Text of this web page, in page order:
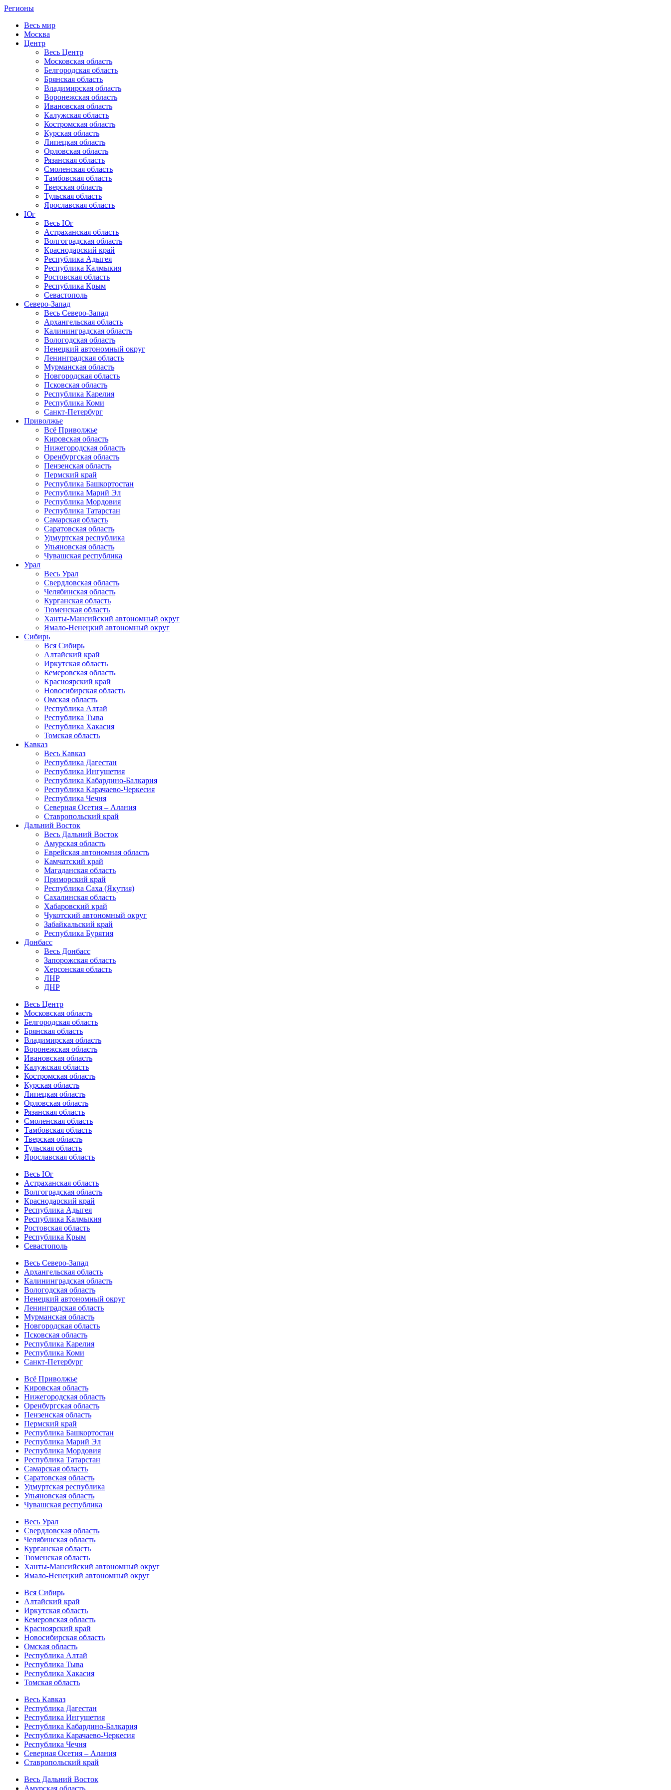
Регионы
Весь мир
Москва
Центр
Весь Центр
Московская область
Белгородская область
Брянская область
Владимирская область
Воронежская область
Ивановская область
Калужская область
Костромская область
Курская область
Липецкая область
Орловская область
Рязанская область
Смоленская область
Тамбовская область
Тверская область
Тульская область
Ярославская область
Юг
Весь Юг
Астраханская область
Волгоградская область
Краснодарский край
Республика Адыгея
Республика Калмыкия
Ростовская область
Республика Крым
Севастополь
Северо-Запад
Весь Северо-Запад
Архангельская область
Калининградская область
Вологодская область
Ненецкий автономный округ
Ленинградская область
Мурманская область
Новгородская область
Псковская область
Республика Карелия
Республика Коми
Санкт-Петербург
Приволжье
Всё Приволжье
Кировская область
Нижегородская область
Оренбургская область
Пензенская область
Пермский край
Республика Башкортостан
Республика Марий Эл
Республика Мордовия
Республика Татарстан
Самарская область
Саратовская область
Удмуртская республика
Ульяновская область
Чувашская республика
Урал
Весь Урал
Свердловская область
Челябинская область
Курганская область
Тюменская область
Ханты-Мансийский автономный округ
Ямало-Ненецкий автономный округ
Сибирь
Вся Сибирь
Алтайский край
Иркутская область
Кемеровская область
Красноярский край
Новосибирская область
Омская область
Республика Алтай
Республика Тыва
Республика Хакасия
Томская область
Кавказ
Весь Кавказ
Республика Дагестан
Республика Ингушетия
Республика Кабардино-Балкария
Республика Карачаево-Черкесия
Республика Чечня
Северная Осетия – Алания
Ставропольский край
Дальний Восток
Весь Дальний Восток
Амурская область
Еврейская автономная область
Камчатский край
Магаданская область
Приморский край
Республика Саха (Якутия)
Сахалинская область
Хабаровский край
Чукотский автономный округ
Забайкальский край
Республика Бурятия
Донбасс
Весь Донбасс
Запорожская область
Херсонская область
ЛНР
ДНР
Весь Центр
Московская область
Белгородская область
Брянская область
Владимирская область
Воронежская область
Ивановская область
Калужская область
Костромская область
Курская область
Липецкая область
Орловская область
Рязанская область
Смоленская область
Тамбовская область
Тверская область
Тульская область
Ярославская область
Весь Юг
Астраханская область
Волгоградская область
Краснодарский край
Республика Адыгея
Республика Калмыкия
Ростовская область
Республика Крым
Севастополь
Весь Северо-Запад
Архангельская область
Калининградская область
Вологодская область
Ненецкий автономный округ
Ленинградская область
Мурманская область
Новгородская область
Псковская область
Республика Карелия
Республика Коми
Санкт-Петербург
Всё Приволжье
Кировская область
Нижегородская область
Оренбургская область
Пензенская область
Пермский край
Республика Башкортостан
Республика Марий Эл
Республика Мордовия
Республика Татарстан
Самарская область
Саратовская область
Удмуртская республика
Ульяновская область
Чувашская республика
Весь Урал
Свердловская область
Челябинская область
Курганская область
Тюменская область
Ханты-Мансийский автономный округ
Ямало-Ненецкий автономный округ
Вся Сибирь
Алтайский край
Иркутская область
Кемеровская область
Красноярский край
Новосибирская область
Омская область
Республика Алтай
Республика Тыва
Республика Хакасия
Томская область
Весь Кавказ
Республика Дагестан
Республика Ингушетия
Республика Кабардино-Балкария
Республика Карачаево-Черкесия
Республика Чечня
Северная Осетия – Алания
Ставропольский край
Весь Дальний Восток
Амурская область